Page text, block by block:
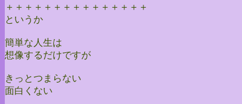
＋＋＋＋＋＋＋＋＋＋＋＋＋＋＋
というか
簡単な人生は
想像するだけですが
きっとつまらない
面白くない